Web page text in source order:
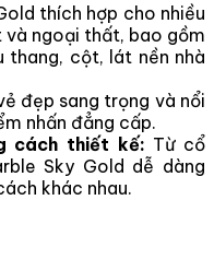
thích hợp cho nhiều
ngoại thất, bao gồm
cột, lát nền nhà
đẹp sang trọng và nổi
nhấn đẳng cấp.
cách thiết kế: Từ cổ
Sky Gold dễ dàng
khác nhau.